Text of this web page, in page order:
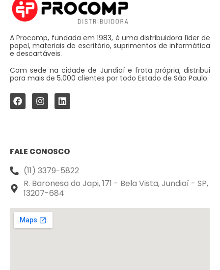
A Procomp, fundada em 1983, é uma distribuidora líder de
papel, materiais de escritório, suprimentos de informática
e descartáveis.
Com sede na cidade de Jundiaí e frota própria, distribui
para mais de 5.000 clientes por todo Estado de São Paulo.
FALE CONOSCO
(11) 3379-5822
R. Baronesa do Japi, 171 - Bela Vista, Jundiaí - SP,
13207-684